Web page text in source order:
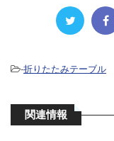
-折りたたみテーブル
関連情報